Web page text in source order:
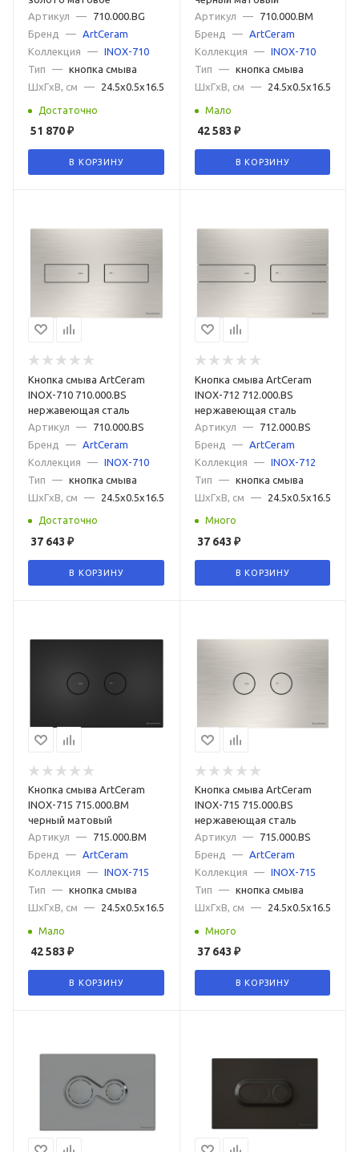
Артикул
—
710.000.BG
Бренд
— ArtCeram
Коллекция
— INOX-710
Тип
— кнопка смыва
ШxГxВ, см
— 24.5x0.5x16.5
Достаточно
51 870₽
В КОРЗИНУ
Артикул
—
710.000.BM
Бренд
—
ArtCeram
Коллекция
—
INOX-710
Тип
—
кнопка смыва
ШxГxВ, см
— 24.5x0.5x16.5
Мало
42 583 ₽
В КОРЗИНУ
Кнопка смыва ArtCeram
INOX-710 710.000.BS
нержавеющая сталь
Артикул
—
710.000.BS
Бренд
—
ArtCeram
Коллекция
— INOX-710
Тип
— кнопка смыва
ШxГxВ, см
— 24.5x0.5x16.5
Достаточно
37 643 ₽
В КОРЗИНУ
Кнопка смыва ArtCeram
INOX-712 712.000.BS
нержавеющая сталь
Артикул
—
712.000.BS
Бренд
—
ArtCeram
Коллекция
—
INOX-712
Тип
—
кнопка смыва
ШxГxВ, см
— 24.5x0.5x16.5
Много
37 643 ₽
В КОРЗИНУ
Кнопка смыва ArtCeram
INOX-715 715.000.BM
черный матовый
Артикул
—
715.000.BM
Бренд
— ArtCeram
Коллекция
— INOX-715
Тип
— кнопка смыва
ШxГxВ, см
— 24.5x0.5x16.5
Мало
42 583 ₽
В КОРЗИНУ
Кнопка смыва ArtCeram
INOX-715 715.000.BS
нержавеющая сталь
Артикул
—
715.000.BS
Бренд
—
ArtCeram
Коллекция
—
INOX-715
Тип
—
кнопка смыва
ШxГxВ, см
— 24.5x0.5x16.5
Много
37 643 ₽
В КОРЗИНУ